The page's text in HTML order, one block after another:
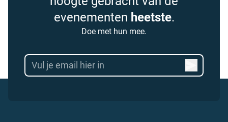
evenementen heetste.
Doe met hun mee.